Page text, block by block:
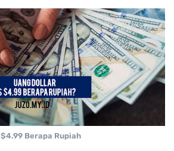
$4.99 Berapa Rupiah